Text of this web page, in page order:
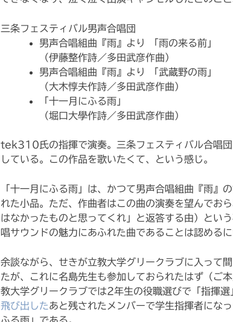
三条フェスティバル男声合唱団
男声合唱組曲『雨』より 「雨の来る前」
（伊藤整作詩／多田武彦作曲）
男声合唱組曲『雨』より 「武蔵野の雨」
（大木惇夫作詩／多田武彦作曲）
「十一月にふる雨」
（堀口大學作詩／多田武彦作曲）
tek310氏の指揮で演奏。三条フェスティバル合唱
している。この作品を歌いたくて、という感じ。
「十一月にふる雨」は、かつて男声合唱組曲『雨』
れた小品。ただ、作曲者はこの曲の演奏を望んでお
はなかったものと思ってくれ」と返答する由）とい
唱サウンドの魅力にあふれた曲であることは認めるに
余談ながら、せきが立教大学グリークラブに入って
たが、これに名島先生も参加しておられたはず（ご
教大学グリークラブでは2年生の役職選びで「指揮選
飛び出したあと残されたメンバーで学生指揮者にな